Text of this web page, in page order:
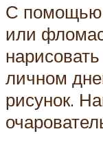
С помощью
или
личном
рисунок.